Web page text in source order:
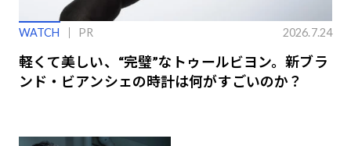
WATCH PR 2026.7.24
軽くて美しい、“完璧”なトゥールビヨン。新ブラ
ンド・ビアンシェの時計は何がすごいのか？